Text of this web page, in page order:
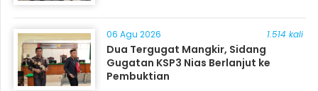
06 Agu 2026 1.514 kali
Dua Tergugat Mangkir, Sidang
Gugatan KSP3 Nias Berlanjut ke
Pembuktian